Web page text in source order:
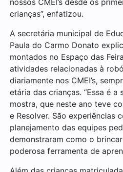
nossos CMEI’s desde os
crianças”, enfatizou.
A secretária municipal de
Paula do Carmo Donato
montados no Espaço das
atividades relacionadas à
diariamente nos CMEI’s,
etária das crianças. “Essa é a
mostra, que neste ano teve
e Resolver. São experiências
planejamento das equipes
demonstraram como o
poderosa ferramenta de